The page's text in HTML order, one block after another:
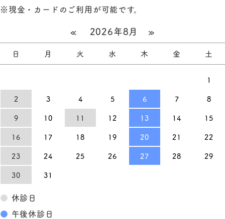
※現金・カードのご利用が可能です。
« 2026年8月 »
日 月 火 水 木 金 土
1
2
3 4 5 6 7
8
9
10 11 12 13 14
15
16
17 18 19 20 21
22
23
24 25 26 27 28
29
30
31
● 休診日
● 午後休診日